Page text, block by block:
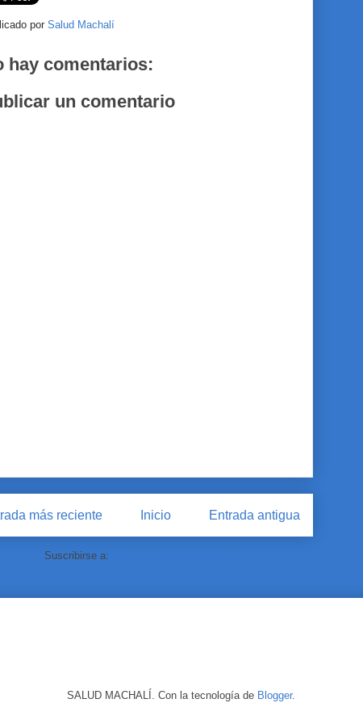
por Salud Machalí
hay comentarios:
un comentario
más reciente Entrada antigua
Inicio
Suscribirse a:
SALUD MACHALÍ. Con la tecnología de Blogger.